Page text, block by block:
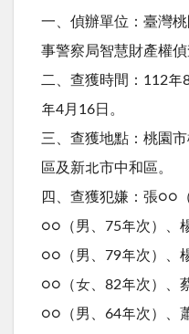
一、偵辦單位：臺灣
事警察局智慧財產權偵
二、查獲時間：112
年4月16日。
三、查獲地點：桃園
區及新北市中和區。
四、查獲犯嫌：張○○
○○（男、75年次）、
○○（男、79年次）、
○○（女、82年次）、
○○（男、64年次）、